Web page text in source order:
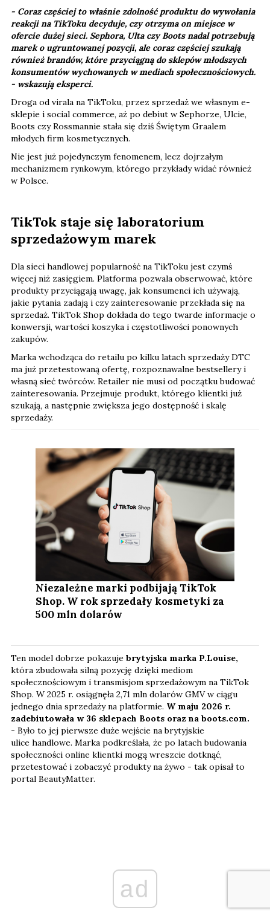
ofercie dużej sieci. Sephora, Ulta czy Boots nadal potrzebują
marek o ugruntowanej pozycji, ale coraz częściej szukają
również brandów, które przyciągną do sklepów młodszych
konsumentów wychowanych w mediach społecznościowych.​
-wskazują eksperci.
Droga od virala na TikToku, przez sprzedaż we własnym e-
sklepie i social commerce, aż po debiut w Sephorze, Ulcie,
Boots czy Rossmannie stała się dziś Świętym Graalem
młodych firm kosmetycznych.
Nie jest już pojedynczym fenomenem, lecz dojrzałym
mechanizmem rynkowym, którego przykłady widać również
w Polsce.
Dla sieci handlowej popularność na TikToku jest czymś
produkty przyciągają uwagę, jak konsumenci ich używają,
jakie pytania zadają i czy zainteresowanie przekłada się na
sprzedaż. TikTok Shop dokłada do tego twarde informacje o
konwersji, wartości koszyka i częstotliwości ponownych
zakupów.
Marka wchodząca do retailu po kilku latach sprzedaży DTC
ma już przetestowaną ofertę, rozpoznawalne bestsellery i
własną sieć twórców. Retailer nie musi od początku budować
zainteresowania. Przejmuje produkt, którego klientki już
szukają, a następnie zwiększa jego dostępność i skalę
sprzedaży.
Niezależne marki podbijają TikTok
Shop. W rok sprzedały kosmetyki za
500 mln dolarów
która zbudowała silną pozycję dzięki mediom
społecznościowym i transmisjom sprzedażowym na TikTok
Shop. W 2025 r. osiągnęła 2,71 mln dolarów GMV w ciągu
jednego dnia sprzedaży na platformie.W maju 2026 r.
zadebiutowała w 36 sklepach Boots oraz na boots.com.
-Było to jej pierwsze duże wejście na brytyjskie
ulice handlowe. Marka podkreślała, że po latach budowania
społeczności online klientki mogą wreszcie dotknąć,
przetestować i zobaczyć produkty na żywo - tak opisał to
portal BeautyMatter.
ad